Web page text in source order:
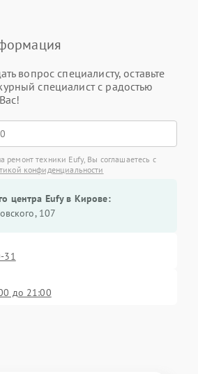
вопрос специалисту, оставьте
специалист с радостью
ремонт техники Eufy, Вы соглашаетесь с
конфиденциальности
центра Eufy в Кирове:
107
31
до 21:00